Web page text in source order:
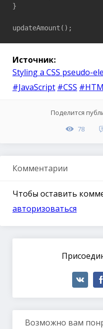
}
updateAmount();
Источник:
Styling a CSS pseudo-
#JavaScript #CSS
Поделится
78
Комментарии
Чтобы оставить
авторизоваться
Возможно вам